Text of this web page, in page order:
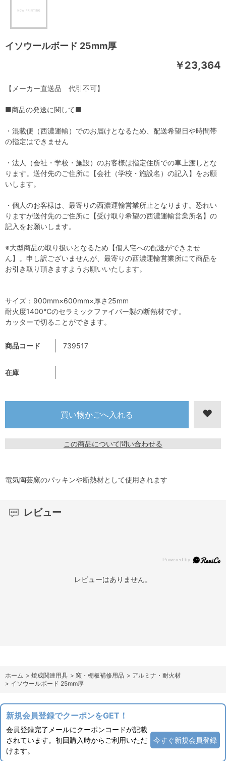
イソウールボード 25mm厚
￥23,364
商品コード 739517
在庫
この商品について問い合わせる
【メーカー直送品 代引不可】
■商品の発送に関して■
・混載便（西濃運輸）でのお届けとなるため、配送希望日や時間帯
の指定はできません
・法人（会社・学校・施設）のお客様は指定住所での車上渡しとな
ります。送付先のご住所に【会社（学校・施設名）の記入】をお願
いします。
・個人のお客様は、最寄りの西濃運輸営業所止となります。恐れい
りますが送付先のご住所に【受け取り希望の西濃運輸営業所名】の
記入をお願いします。
※大型商品の取り扱いとなるため【個人宅への配送ができませ
ん】。申し訳ございませんが、最寄りの西濃運輸営業所にて商品を
お引き取り頂きますようお願いいたします。
サイズ：900mm×600mm×厚さ25mm
耐火度1400℃のセラミックファイバー製の断熱材です。
カッターで切ることができます。
電気陶芸窯のパッキンや断熱材として使用されます
レビュー
レビューはありません。
ホーム > 焼成関連用具 > 窯・棚板補修用品 > アルミナ・耐火材
> イソウールボード 25mm厚
新規会員登録でクーポンをGET！
会員登録完了メールにクーポンコードが記載
されています。初回購入時からご利用いただ
けます。
今すぐ新規会員登録